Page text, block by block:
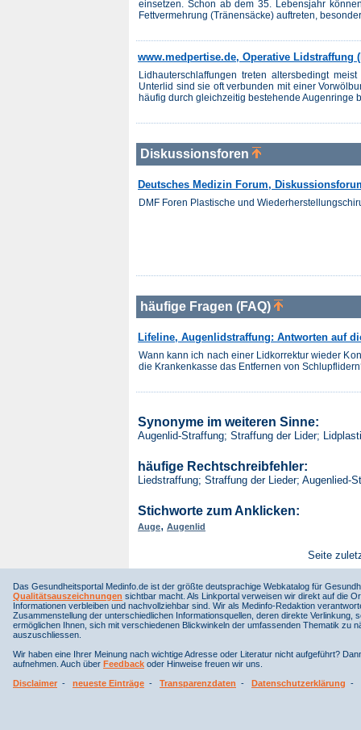
einsetzen. Schon ab dem 35. Lebensjahr
Fettvermehrung (Tränensäcke) auftreten,
www.medpertise.de, Operative Lidstraffung
Lidhauterschlaffungen treten altersbedingt
Unterlid sind sie oft verbunden mit einer
häufig durch gleichzeitig bestehende Augenringe
Diskussionsforen
Deutsches Medizin Forum,
DMF Foren Plastische und
häufige Fragen (FAQ)
Lifeline, Augenlidstraffung: Antworten auf
Wann kann ich nach einer Lidkorrektur wieder
die Krankenkasse das Entfernen von
Synonyme im weiteren Sinne:
Augenlid-Straffung; Straffung der Lider;
häufige Rechtschreibfehler:
Liedstraffung; Straffung der Lieder; Augenlied-
Stichworte zum Anklicken:
Auge, Augenlid
Seite
Das Gesundheitsportal Medinfo.de ist der größte deutsprachige Webkatalog für
Qualitätsauszeichnungen sichtbar macht. Als Linkportal verweisen wir direkt auf die
Informationen verbleiben und nachvollziehbar sind. Wir als Medinfo-Redaktion
Zusammenstellung der unterschiedlichen Informationsquellen, deren direkte
ermöglichen Ihnen, sich mit verschiedenen Blickwinkeln der umfassenden Thematik
auszuschliessen.
Wir haben eine Ihrer Meinung nach wichtige Adresse oder Literatur nicht aufgeführt?
aufnehmen. Auch über Feedback oder Hinweise freuen wir uns.
Disclaimer - neueste Einträge - Transparenzdaten - Datenschutzerklärung -